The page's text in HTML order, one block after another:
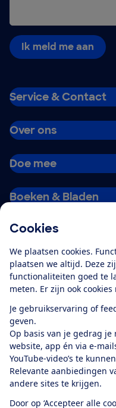
Cookies
We plaatsen cookies.
plaatsen we altijd. Deze
functionaliteiten goed te
meten. Er zijn ook cookies
Je gebruikservaring of
geven.
Op basis van je gedrag
website, app én via e-
YouTube-video’s te
Relevante aanbiedingen
andere sites te krijgen.
Door op ‘Accepteer alle
Ik meld me aan
Service & Contact
Over ons
Doe mee
Boeken & Bladen
Alles
app
Algemene
Cookiebeleid
RSS-